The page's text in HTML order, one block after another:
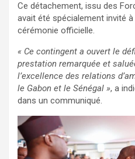
Ce détachement, issu des
avait été spécialement invité
cérémonie officielle.
« Ce contingent a ouvert le
prestation remarquée et
l’excellence des relations
le Gabon et le Sénégal », a
dans un communiqué.